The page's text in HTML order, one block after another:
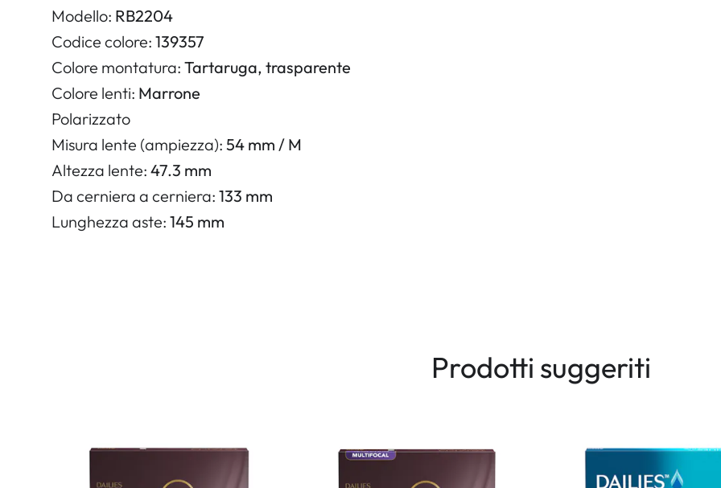
Modello: RB2204
Codice colore: 139357
Colore montatura: Tartaruga, trasparente
Colore lenti: Marrone
Polarizzato
Misura lente (ampiezza): 54 mm / M
Altezza lente: 47.3 mm
Da cerniera a cerniera: 133 mm
Lunghezza aste: 145 mm
Prodotti suggeriti